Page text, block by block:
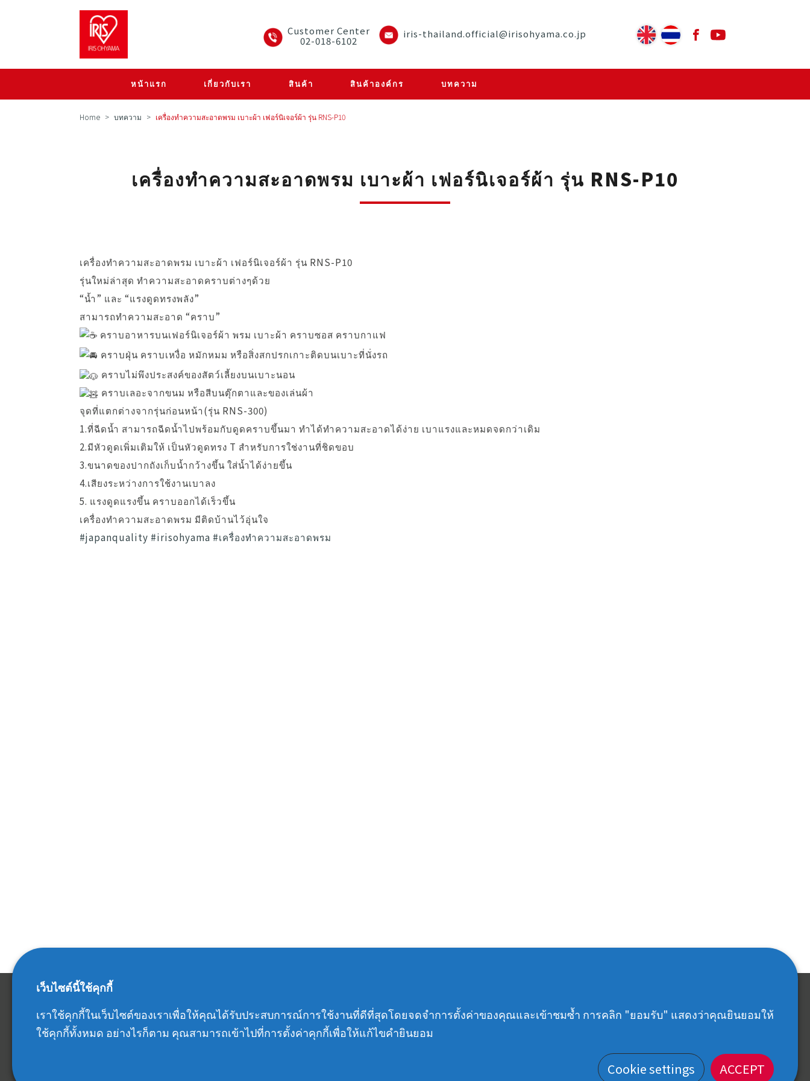
Customer Center
02-018-6102
iris-thailand.official@irisohyama.co.jp
หน้าแรก เกี่ยวกับเรา สินค้า สินค้าองค์กร บทความ
Home บทความ เครื่องทำความสะอาดพรม เบาะผ้า เฟอร์นิเจอร์ผ้า รุ่น RNS-P10
เครื่องทำความสะอาดพรม เบาะผ้า เฟอร์นิเจอร์ผ้า รุ่น RNS-P10
เครื่องทำความสะอาดพรม เบาะผ้า เฟอร์นิเจอร์ผ้า รุ่น RNS-P10
รุ่นใหม่ล่าสุด ทำความสะอาดคราบต่างๆด้วย
“น้ำ” และ “แรงดูดทรงพลัง”
สามารถทำความสะอาด “คราบ”
คราบอาหารบนเฟอร์นิเจอร์ผ้า พรม เบาะผ้า คราบซอส คราบกาแฟ
คราบฝุ่น คราบเหงื่อ หมักหมม หรือสิ่งสกปรกเกาะติดบนเบาะที่นั่งรถ
คราบไม่พึงประสงค์ของสัตว์เลี้ยงบนเบาะนอน
คราบเลอะจากขนม หรือสีบนตุ๊กตาและของเล่นผ้า
จุดที่แตกต่างจากรุ่นก่อนหน้า(รุ่น RNS-300)
1.ที่ฉีดน้ำ สามารถฉีดน้ำไปพร้อมกับดูดคราบขึ้นมา ทำได้ทำความสะอาดได้ง่าย เบาแรงและหมดจดกว่าเดิม
2.มีหัวดูดเพิ่มเติมให้ เป็นหัวดูดทรง T สำหรับการใช่งานที่ชิดขอบ
3.ขนาดของปากถังเก็บน้ำกว้างขึ้น ใส่น้ำได้ง่ายขึ้น
4.เสียงระหว่างการใช้งานเบาลง
5. แรงดูดแรงขึ้น คราบออกได้เร็วขึ้น
เครื่องทำความสะอาดพรม มีติดบ้านไว้อุ่นใจ
#japanquality #irisohyama #เครื่องทำความสะอาดพรม
IRIS OHYAMA(THAILAND) CO.,LTD.
No. 399 Interchage 21 Building, Room No. 2207-2208,
22 nd Floor, Sukhumvit Road, Klongtoey Nua,
MENU
หน้าแรก
CONTACT
เว็บไซต์นี้ใช้คุกกี้
เราใช้คุกกี้ในเว็บไซต์ของเราเพื่อให้คุณได้รับประสบการณ์การใช้งานที่ดีที่สุดโดยจดจำการตั้งค่าของคุณและเข้าชมซ้ำ การคลิก "ยอมรับ" แสดงว่าคุณยินยอมให้
ใช้คุกกี้ทั้งหมด อย่างไรก็ตาม คุณสามารถเข้าไปที่การตั้งค่าคุกกี้เพื่อให้แก้ไขคำยินยอม
Cookie settings ACCEPT